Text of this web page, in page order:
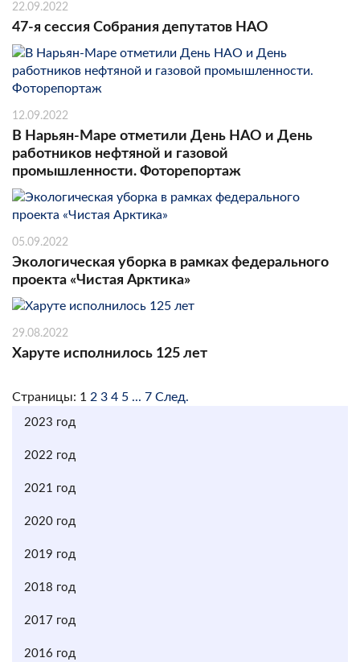
22.09.2022
47-я сессия Собрания депутатов НАО
12.09.2022
В Нарьян-Маре отметили День НАО и День
работников нефтяной и газовой
промышленности. Фоторепортаж
05.09.2022
Экологическая уборка в рамках федерального
проекта «Чистая Арктика»
29.08.2022
Харуте исполнилось 125 лет
Страницы: 1 2 3 4 5 ... 7 След.
2023 год
2022 год
2021 год
2020 год
2019 год
2018 год
2017 год
2016 год